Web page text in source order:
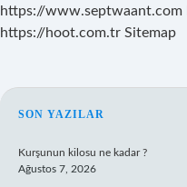
https://www.septwaant.com
https://hoot.com.tr Sitemap
SIDEBAR
SON YAZILAR
Kurşunun kilosu ne kadar ?
Ağustos 7, 2026